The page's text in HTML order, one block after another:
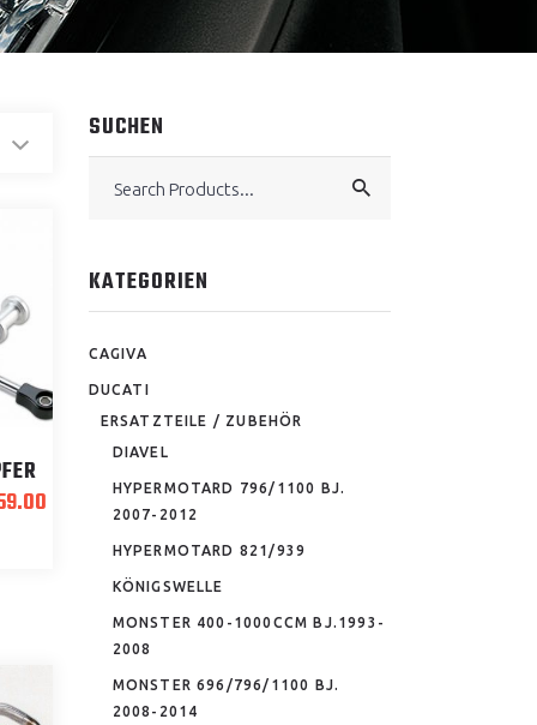
Aktueller
CHF459.00.
SUCHEN
KATEGORIEN
CAGIVA
DUCATI
ERSATZTEILE / ZUBEHÖR
DIAVEL
HYPERMOTARD 796/1100 BJ.
2007-2012
HYPERMOTARD 821/939
KÖNIGSWELLE
MONSTER 400-1000CCM BJ.1993-
2008
MONSTER 696/796/1100 BJ.
2008-2014